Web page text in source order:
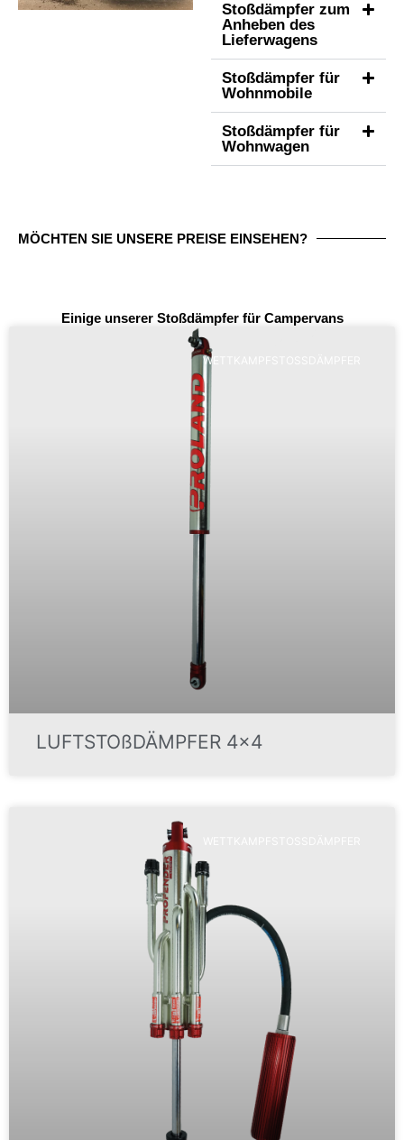
Stoßdämpfer zum
Anheben des
Lieferwagens
Stoßdämpfer für
Wohnmobile
Stoßdämpfer für
Wohnwagen
MÖCHTEN SIE UNSERE PREISE EINSEHEN?
Einige unserer Stoßdämpfer für Campervans
WETTKAMPFSTOSSDÄMPFER
LUFTSTOßDÄMPFER 4×4